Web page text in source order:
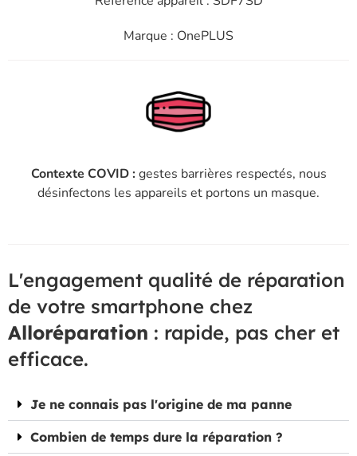
Marque : OnePLUS
Contexte COVID :gestes barrières respectés, nous
désinfectons les appareils et portons un masque.
L'engagement qualité de réparation
de votre smartphone chez
Alloréparation : rapide, pas cher et
efficace.
Je ne connais pas l'origine de ma panne
Combien de temps dure la réparation ?